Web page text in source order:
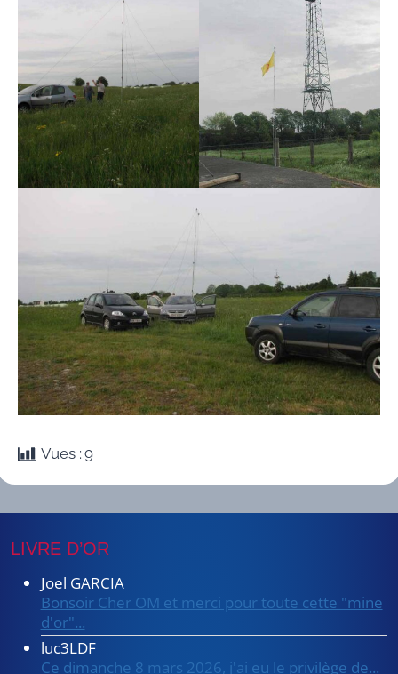
Vues : 9
LIVRE D’OR
Joel GARCIA
Bonsoir Cher OM et merci pour toute cette "mine
d'or"...
luc3LDF
Ce dimanche 8 mars 2026, j'ai eu le privilège de...